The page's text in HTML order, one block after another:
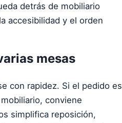
detrás de mobiliario
accesibilidad y el orden
mesas
con rapidez. Si el pedido es
conviene
simplifica reposición,